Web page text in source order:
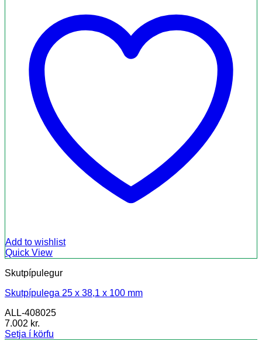
Add to wishlist
Quick View
Skutpípulegur
Skutpípulega 25 x 38,1 x 100 mm
ALL-408025
7.002 kr.
Setja í körfu